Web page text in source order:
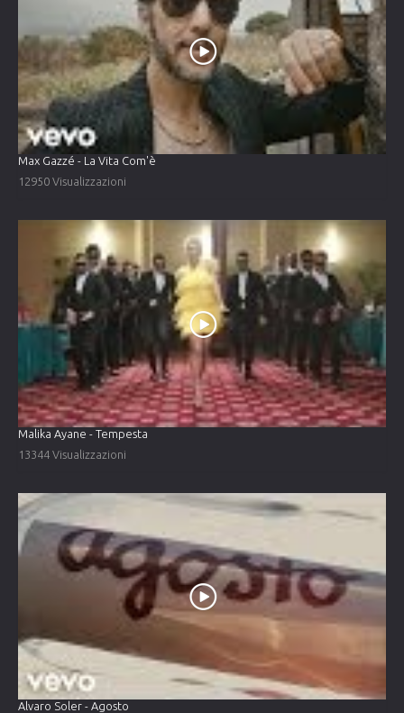
Max Gazzé - La Vita Com'è
12950 Visualizzazioni
Malika Ayane - Tempesta
13344 Visualizzazioni
Alvaro Soler - Agosto